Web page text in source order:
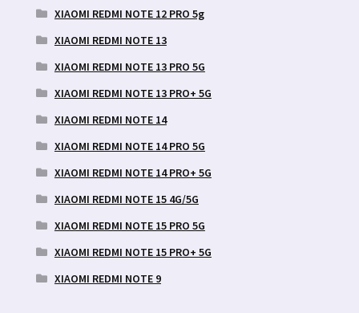
XIAOMI REDMI NOTE 12 PRO 5g
XIAOMI REDMI NOTE 13
XIAOMI REDMI NOTE 13 PRO 5G
XIAOMI REDMI NOTE 13 PRO+ 5G
XIAOMI REDMI NOTE 14
XIAOMI REDMI NOTE 14 PRO 5G
XIAOMI REDMI NOTE 14 PRO+ 5G
XIAOMI REDMI NOTE 15 4G/5G
XIAOMI REDMI NOTE 15 PRO 5G
XIAOMI REDMI NOTE 15 PRO+ 5G
XIAOMI REDMI NOTE 9